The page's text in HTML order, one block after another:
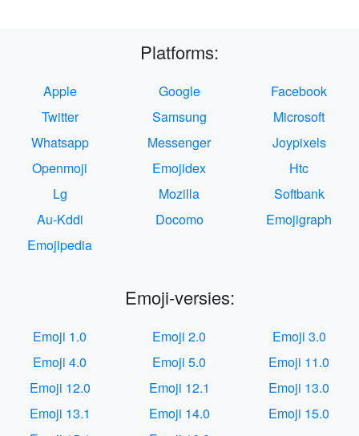
Platforms:
Apple Google
Facebook
Twitter
Samsung
Microsoft
Whatsapp
Messenger
Joypixels
Openmoji
Emojidex
Htc
Lg
Mozilla
Softbank
Au-Kddi
Docomo
Emojigraph
Emojipedia
Emoji-versies:
Emoji 1.0 Emoji 2.0
Emoji 3.0
Emoji 4.0
Emoji 5.0
Emoji 11.0
Emoji 12.0
Emoji 12.1
Emoji 13.0
Emoji 13.1
Emoji 14.0
Emoji 15.0